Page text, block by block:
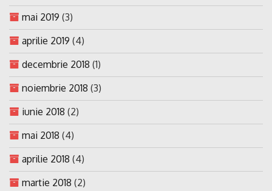
mai 2019 (3)
aprilie 2019 (4)
decembrie 2018 (1)
noiembrie 2018 (3)
iunie 2018 (2)
mai 2018 (4)
aprilie 2018 (4)
martie 2018 (2)